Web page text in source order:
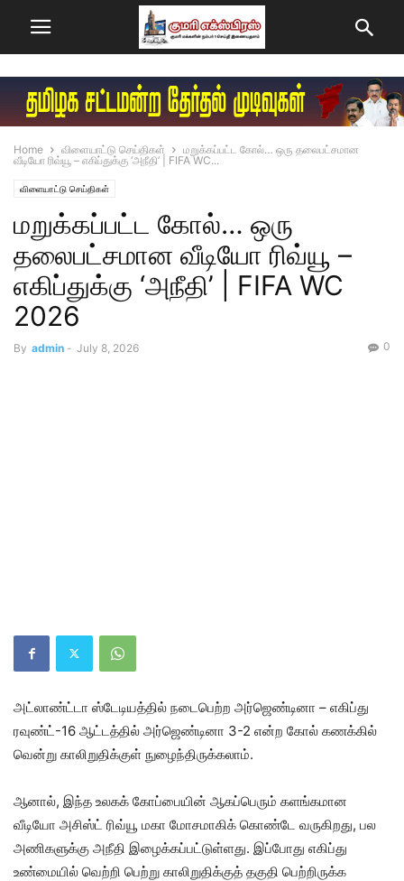
Home விளையாட்டு செய்திகள்
மறுக்கப்பட்ட கோல்… ஒரு தலைபட்சமான
வீடியோ ரிவ்யூ – எகிப்துக்கு ‘அநீதி’ | FIFA WC...
விளையாட்டு செய்திகள்
மறுக்கப்பட்ட கோல்… ஒரு
தலைபட்சமான வீடியோ ரிவ்யூ –
எகிப்துக்கு ‘அநீதி’ | FIFA WC
2026
By admin - July 8, 2026 0
அட்லாண்ட்டா ஸ்டேடியத்தில் நடைபெற்ற அர்ஜெண்டினா – எகிப்து
ரவுண்ட்-16 ஆட்டத்தில் அர்ஜெண்டினா 3-2 என்ற கோல் கணக்கில்
வென்று காலிறுதிக்குள் நுழைந்திருக்கலாம்.
ஆனால், இந்த உலகக் கோப்பையின் ஆகப்பெரும் களங்கமான
வீடியோ அசிஸ்ட் ரிவ்யூ மகா மோசமாகிக் கொண்டே வருகிறது, பல
அணிகளுக்கு அநீதி இழைக்கப்பட்டுள்ளது. இப்போது எகிப்து
உண்மையில் வெற்றி பெற்று காலிறுதிக்குத் தகுதி பெற்றிருக்க